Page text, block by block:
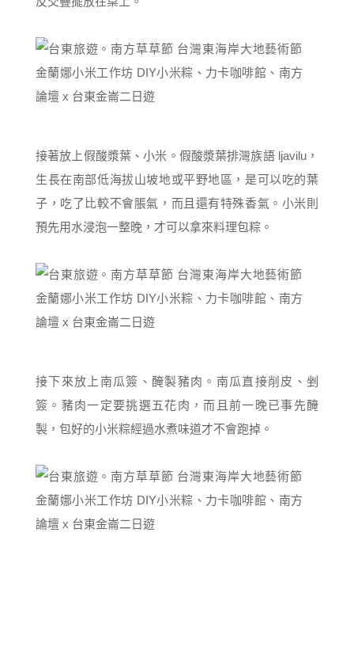
接著放上假酸漿葉、小米。假酸漿葉排灣族語 ljavilu，
生長在南部低海拔山坡地或平野地區，是可以吃的葉
子，吃了比較不會脹氣，而且還有特殊香氣。小米則
預先用水浸泡一整晚，才可以拿來料理包粽。
接下來放上南瓜簽、醃製豬肉。南瓜直接削皮、剉
簽。豬肉一定要挑選五花肉，而且前一晚已事先醃
製，包好的小米粽經過水煮味道才不會跑掉。